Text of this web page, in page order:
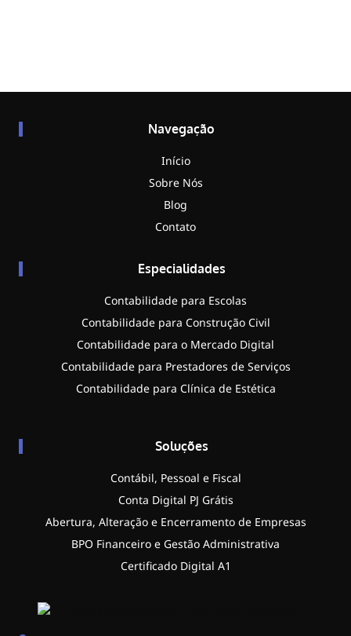
Navegação
Início
Sobre Nós
Blog
Contato
Especialidades
Contabilidade para Escolas
Contabilidade para Construção Civil
Contabilidade para o Mercado Digital
Contabilidade para Prestadores de Serviços
Contabilidade para Clínica de Estética
Soluções
Contábil, Pessoal e Fiscal
Conta Digital PJ Grátis
Abertura, Alteração e Encerramento de Empresas
BPO Financeiro e Gestão Administrativa
Certificado Digital A1